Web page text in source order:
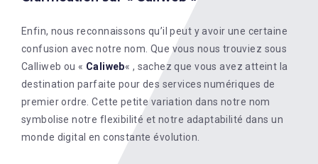
Enfin, nous reconnaissons qu’il peut y avoir une certaine
confusion avec notre nom. Que vous nous trouviez sous
Calliweb ou « Caliweb« , sachez que vous avez atteint la
destination parfaite pour des services numériques de
premier ordre. Cette petite variation dans notre nom
symbolise notre flexibilité et notre adaptabilité dans un
monde digital en constante évolution.